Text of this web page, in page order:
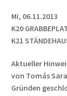
Bücher
Schule
Mi, 06.11.2013
K20
K21
Aktueller
von Tomás
Gründen